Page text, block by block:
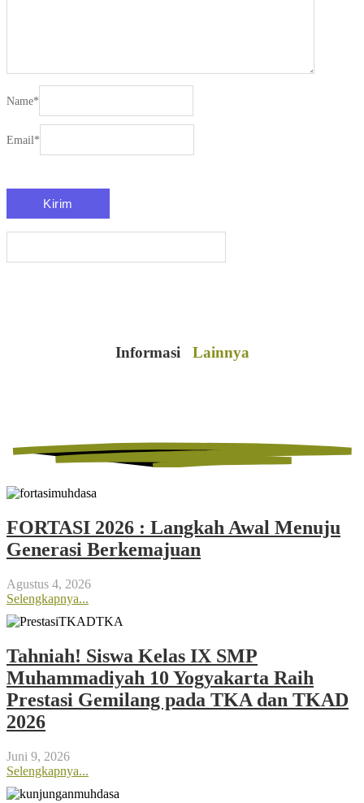
Name*
Email*
Informasi Lainnya
FORTASI 2026 : Langkah Awal Menuju
Generasi Berkemajuan
Agustus 4, 2026
Selengkapnya...
Tahniah! Siswa Kelas IX SMP
Muhammadiyah 10 Yogyakarta Raih
Prestasi Gemilang pada TKA dan TKAD
2026
Juni 9, 2026
Selengkapnya...